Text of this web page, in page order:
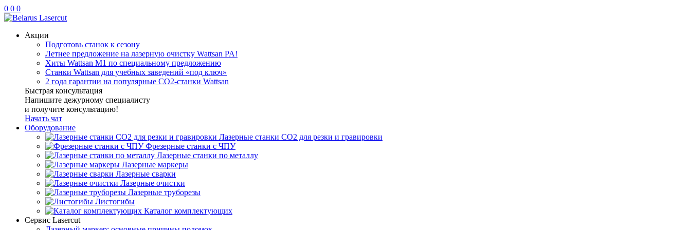
0 0 0
Акции
Подготовь станок к сезону
Летнее предложение на лазерную очистку Wattsan PA!
Хиты Wattsan M1 по специальному предложению
Станки Wattsan для учебных заведений «под ключ»
2 года гарантии на популярные CO2-станки Wattsan
Быстрая консультация
Напишите дежурному специалисту
и получите консультацию!
Начать чат
Оборудование
Лазерные станки CO2 для резки и гравировки
Фрезерные станки с ЧПУ
Лазерные станки по металлу
Лазерные маркеры
Лазерные сварки
Лазерные очистки
Лазерные труборезы
Листогибы
Каталог комплектующих
Сервис Lasercut